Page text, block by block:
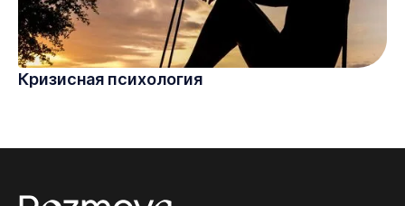
Кризисная психология